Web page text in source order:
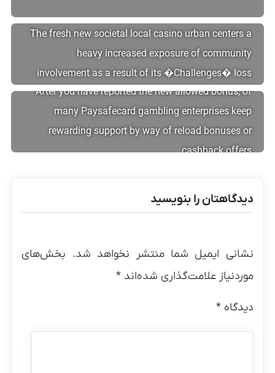
The fresh new societal local casino urban centers a
heavy increased exposure of community
involvement as a result of its �Challenges� loss
After you have reported the new allowed bonus, of
many Paysafecard gambling enterprises keep
rewarding support by way of reload bonuses or
cashback offers
دیدگاهتان را بنویسید
نشانی ایمیل شما منتشر نخواهد شد. بخش‌های
موردنیاز علامت‌گذاری شده‌اند*
دیدگاه*